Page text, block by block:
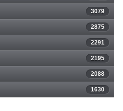
3079
2875
2291
2195
2088
1630